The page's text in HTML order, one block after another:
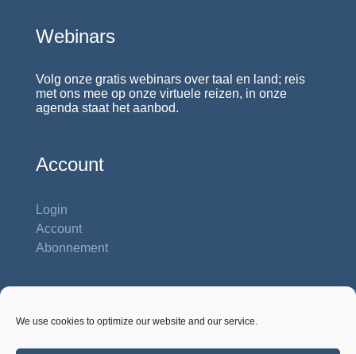
We use cookies to optimize our website and our service.
Webinars
Volg onze gratis webinars over taal en land; reis
met ons mee op onze virtuele reizen, in onze
agenda staat het aanbod.
Account
Login
Account
Abonnement
Contactgegevens
Inbar 62 b